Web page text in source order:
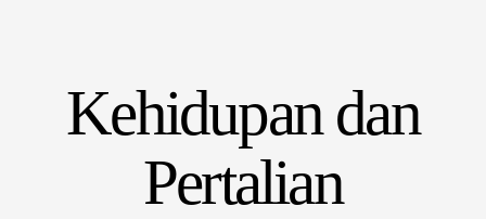
Kehidupan dan
Pertalian